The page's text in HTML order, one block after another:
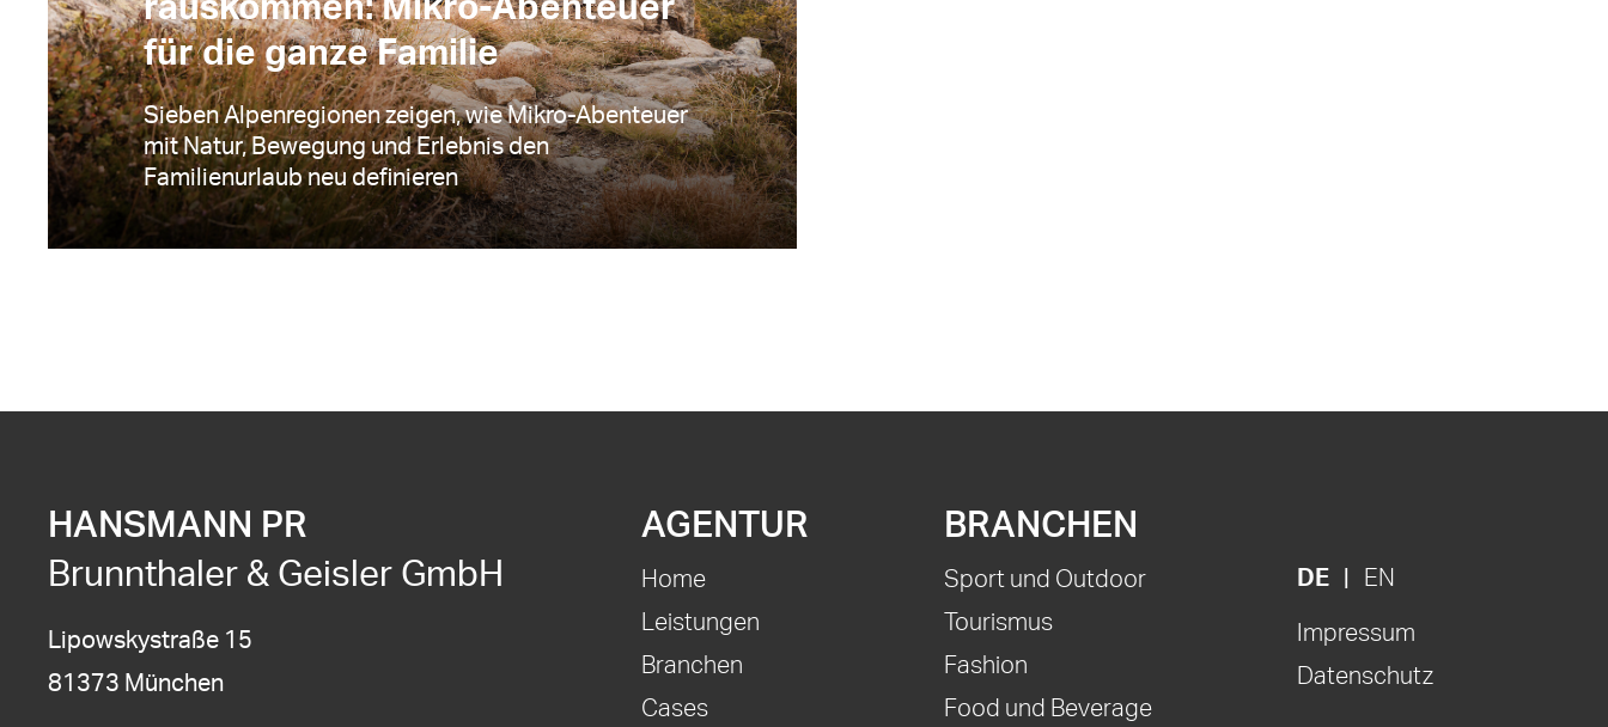
rauskommen: Mikro-Abenteuer
für die ganze Familie
Sieben Alpenregionen zeigen, wie Mikro-Abenteuer
mit Natur, Bewegung und Erlebnis den
Familienurlaub neu definieren
HANSMANN PR
Brunnthaler & Geisler GmbH
Lipowskystraße 15
81373 München
AGENTUR
Home
Leistungen
Branchen
Cases
BRANCHEN
Sport und Outdoor
Tourismus
Fashion
Food und Beverage
DE EN
Impressum
Datenschutz